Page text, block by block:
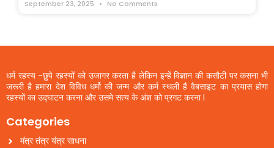
September 23, 2025 No Comments
धर्म रहस्य -छुपे रहस्यों को उजागर करता है लेकिन इन्हें विज्ञान की कसौटी पर कसना भी
जरूरी है हमारा देश विविध धर्मो की जन्म और कर्म स्थली है वैबसाइट का प्रयास होगा
रहस्यों का उद्घाटन करना और उसमे सत्य के अंश को प्रगट करना l
Categories
मंत्र तंत्र यंत्र साधना